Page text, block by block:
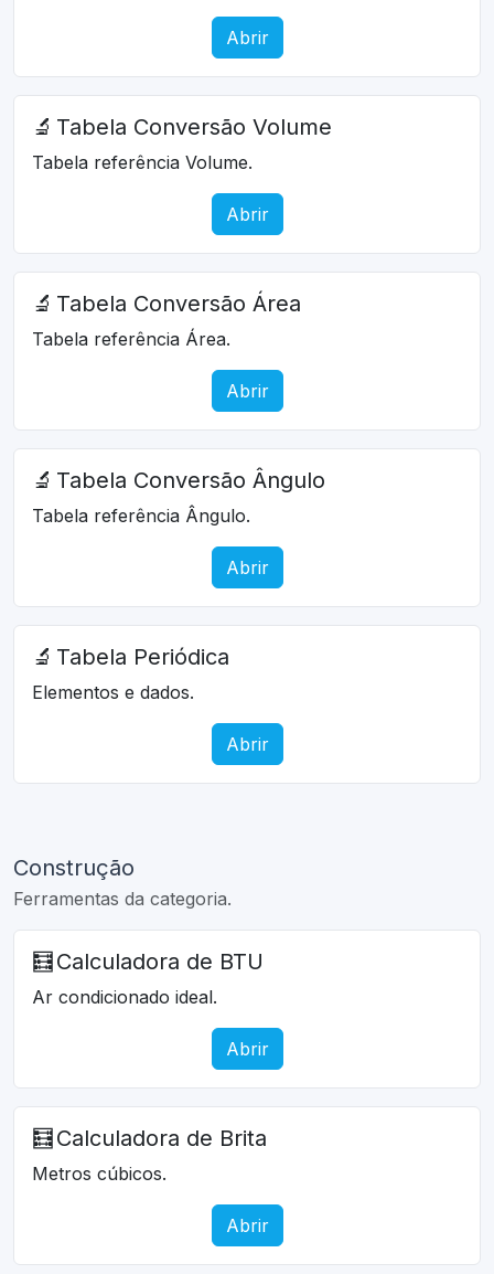
Abrir
🔬 Tabela Conversão Volume
Tabela referência Volume.
Abrir
🔬 Tabela Conversão Área
Tabela referência Área.
Abrir
🔬 Tabela Conversão Ângulo
Tabela referência Ângulo.
Abrir
🔬 Tabela Periódica
Elementos e dados.
Abrir
Construção
Ferramentas da categoria.
🧮 Calculadora de BTU
Ar condicionado ideal.
Abrir
🧮 Calculadora de Brita
Metros cúbicos.
Abrir